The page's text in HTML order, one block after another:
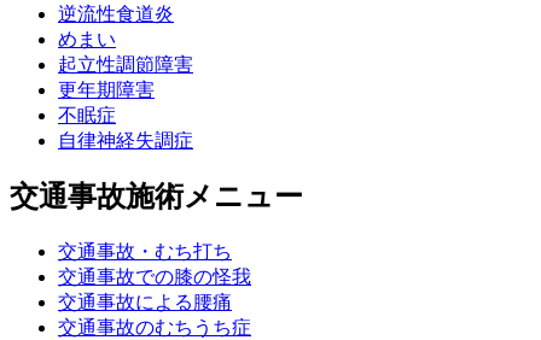
逆流性食道炎
めまい
起立性調節障害
更年期障害
不眠症
自律神経失調症
交通事故施術メニュー
交通事故・むち打ち
交通事故での膝の怪我
交通事故による腰痛
交通事故のむちうち症